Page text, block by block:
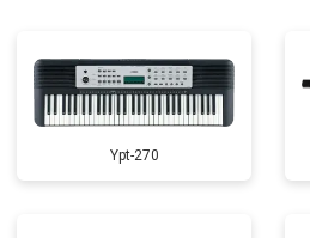
Ypt-270